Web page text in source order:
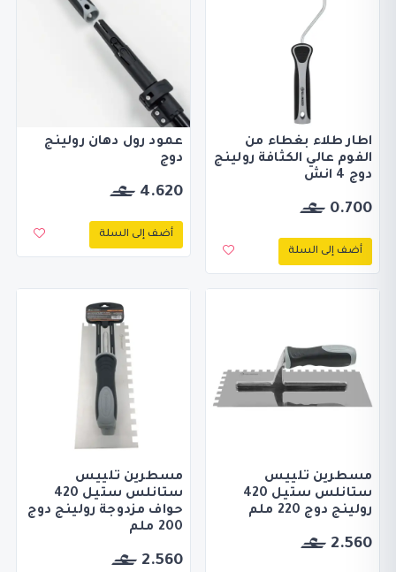
اطار طلاء بغطاء من
الفوم عالي الكثافة رولينج
دوج 4 انش
0.700
أضف إلى السلة
عمود رول دهان رولينج
دوج
4.620
أضف إلى السلة
مسطرين تلييس
ستانلس ستيل 420
رولينج دوج 220 ملم
2.560
مسطرين تلييس
ستانلس ستيل 420
حواف مزدوجة رولينج دوج
200 ملم
2.560